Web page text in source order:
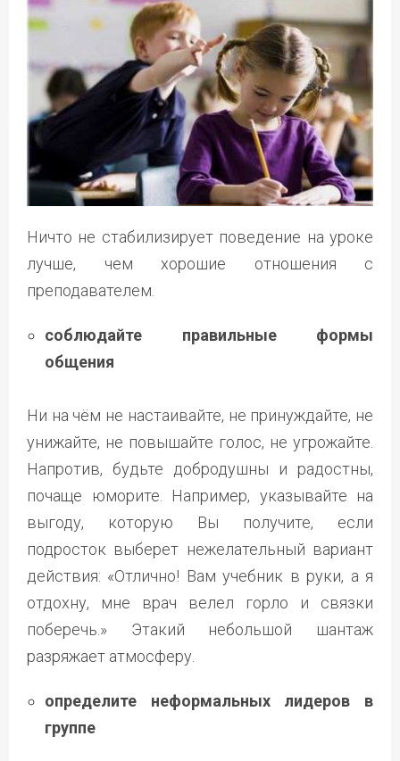
Ничто не стабилизирует поведение на уроке
лучше, чем хорошие отношения с
преподавателем.
соблюдайте правильные формы
общения
Ни на чём не настаивайте, не принуждайте, не
унижайте, не повышайте голос, не угрожайте.
Напротив, будьте добродушны и радостны,
почаще юморите. Например, указывайте на
выгоду, которую Вы получите, если
подросток выберет нежелательный вариант
действия: «Отлично! Вам учебник в руки, а я
отдохну, мне врач велел горло и связки
поберечь.» Этакий небольшой шантаж
разряжает атмосферу.
определите неформальных лидеров в
группе